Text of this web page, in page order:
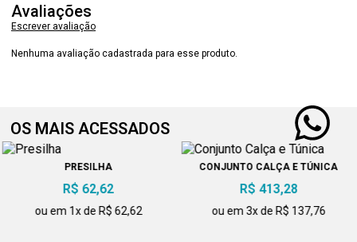
Avaliações
Escrever avaliação
Nenhuma avaliação cadastrada para esse produto.
OS MAIS ACESSADOS
PRESILHA
R$ 62,62
ou em 1x de R$ 62,62
CONJUNTO CALÇA E TÚNICA
R$ 413,28
ou em 3x de R$ 137,76